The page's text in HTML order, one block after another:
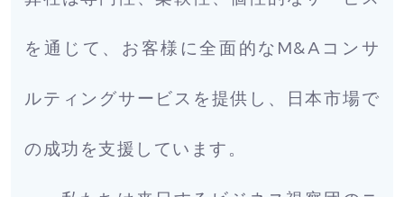
を通じて、お客様に全面的なM&Aコンサ
ルティングサービスを提供し、日本市場で
の成功を支援しています。